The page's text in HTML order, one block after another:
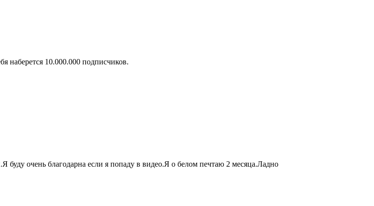
наберется 10.000.000 подписчиков.
очень благодарна если я попаду в видео.Я о белом печтаю 2 месяца.Ладно